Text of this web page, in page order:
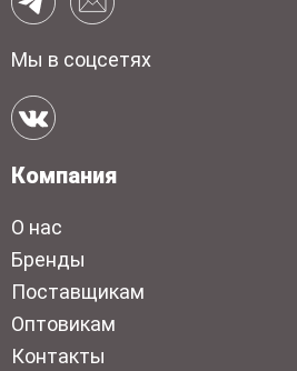
Мы в соцсетях
Компания
О нас
Бренды
Поставщикам
Оптовикам
Контакты